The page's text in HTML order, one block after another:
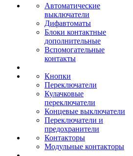
Автоматические
выключатели
Дифавтоматы
Блоки контактные
дополнительные
Вспомогательные
контакты
Кнопки
Переключатели
Кулачковые
переключатели
Концевые выключатели
Переключатели и
предохранители
Контакторы
Модульные контакторы